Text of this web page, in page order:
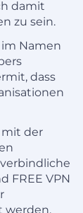
damit
zu sein.
Namen
dass
mit der
FREE VPN
werden,